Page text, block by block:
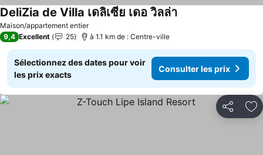
Maison/appartement entier
DeliZia de Villa เดลิเซีย เดอ วิลล่าConsulter les prix
9,4 Excellent 25 à 1.1 km de : Centre-ville
Sélectionnez des dates pour voir
les prix exacts
Consulter les prix
Partager